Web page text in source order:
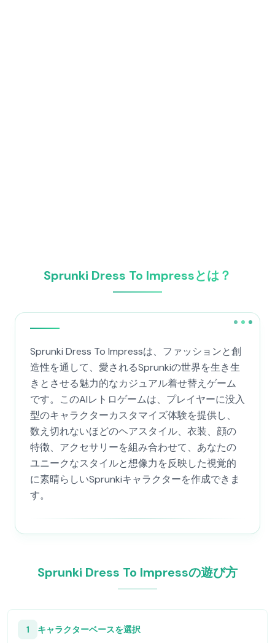
Sprunki Dress To Impressとは？
Sprunki Dress To Impressは、ファッションと創
造性を通して、愛されるSprunkiの世界を生き生
きとさせる魅力的なカジュアル着せ替えゲーム
です。このAIレトロゲームは、プレイヤーに没入
型のキャラクターカスタマイズ体験を提供し、
数え切れないほどのヘアスタイル、衣装、顔の
特徴、アクセサリーを組み合わせて、あなたの
ユニークなスタイルと想像力を反映した視覚的
に素晴らしいSprunkiキャラクターを作成できま
す。
Sprunki Dress To Impressの遊び方
1 キャラクターベースを選択